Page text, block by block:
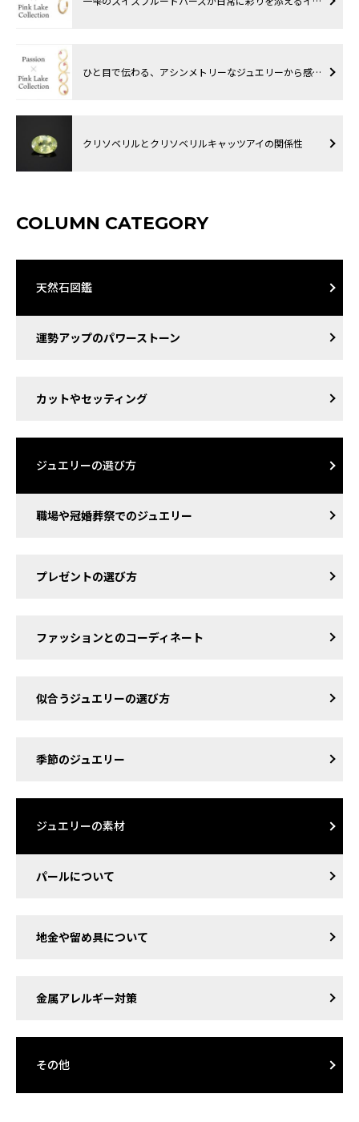
ひと目で伝わる、アシンメトリーなジュエリーから感…
クリソベリルとクリソベリルキャッツアイの関係性
COLUMN CATEGORY
天然石図鑑
運勢アップのパワーストーン
カットやセッティング
ジュエリーの選び方
職場や冠婚葬祭でのジュエリー
プレゼントの選び方
ファッションとのコーディネート
似合うジュエリーの選び方
季節のジュエリー
ジュエリーの素材
パールについて
地金や留め具について
金属アレルギー対策
その他